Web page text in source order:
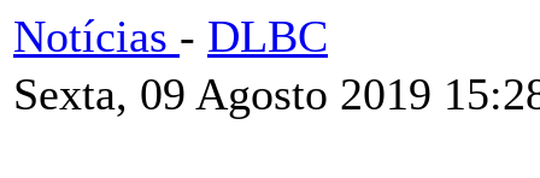
Notícias - DLBC
Sexta, 09 Agosto 2019